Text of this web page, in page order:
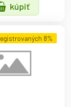
kúpiť
8%